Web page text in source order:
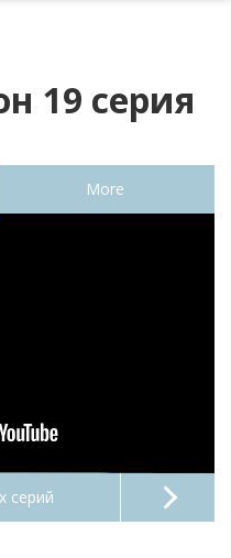
19 серия
More
серий